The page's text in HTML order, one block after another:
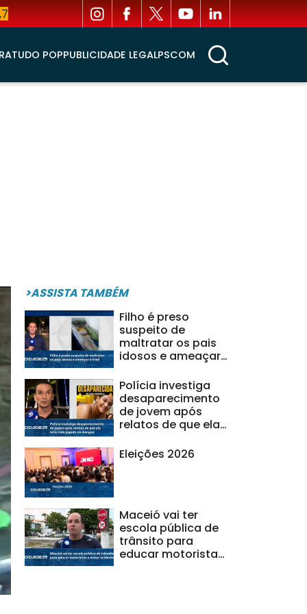
TUDO POPPUBLICIDADE LEGALPSCOM
>ASSISTA TAMBÉM
Filho é preso
suspeito de
maltratar os pais
idosos e ameaçar
Polícia investiga
desaparecimento
de jovem após
relatos de que ela
no mangue
Eleições 2026
Maceió vai ter
escola pública de
trânsito para
educar motoristas